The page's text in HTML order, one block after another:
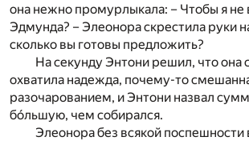
она нежно промурлыкала: – Чтобы я не
Эдмунда? – Элеонора скрестила руки
сколько вы готовы предложить?
На секунду Энтони решил, что она
охватила надежда, почему-то
разочарованием, и Энтони назвал
бóльшую, чем собирался.
Элеонора без всякой поспешности